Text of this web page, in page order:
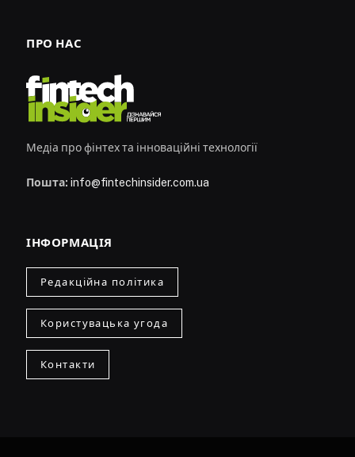
ПРО НАС
Медіа про фінтех та інноваційні технології
Пошта: info@fintechinsider.com.ua
ІНФОРМАЦІЯ
Редакційна політика
Користувацька угода
Контакти